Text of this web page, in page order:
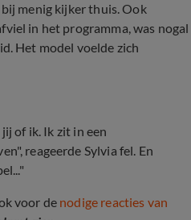
menig kijker thuis. Ook
in het programma, was nogal
Het model voelde zich
Geersen reageert op
jij of ik. Ik zit in een
reageerde Sylvia fel. En
voor de nodige reacties van